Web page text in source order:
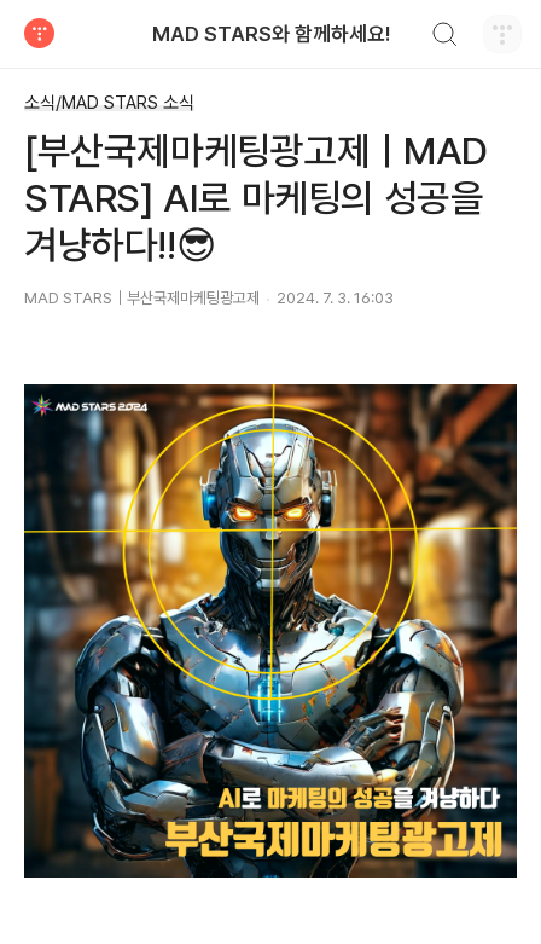
MAD STARS와 함께하세요!
소식/MAD STARS 소식
[부산국제마케팅광고제ㅣMAD
STARS] AI로 마케팅의 성공을
겨냥하다!!😎
MAD STARS｜부산국제마케팅광고제 2024. 7. 3. 16:03